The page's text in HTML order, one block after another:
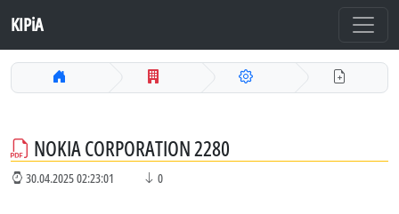
KIPiA
NOKIA CORPORATION 2280
30.04.2025 02:23:01 0